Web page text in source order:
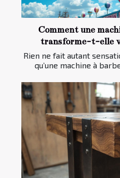
Comment une
transforme-t-elle
Rien ne fait autant
qu’une machine à